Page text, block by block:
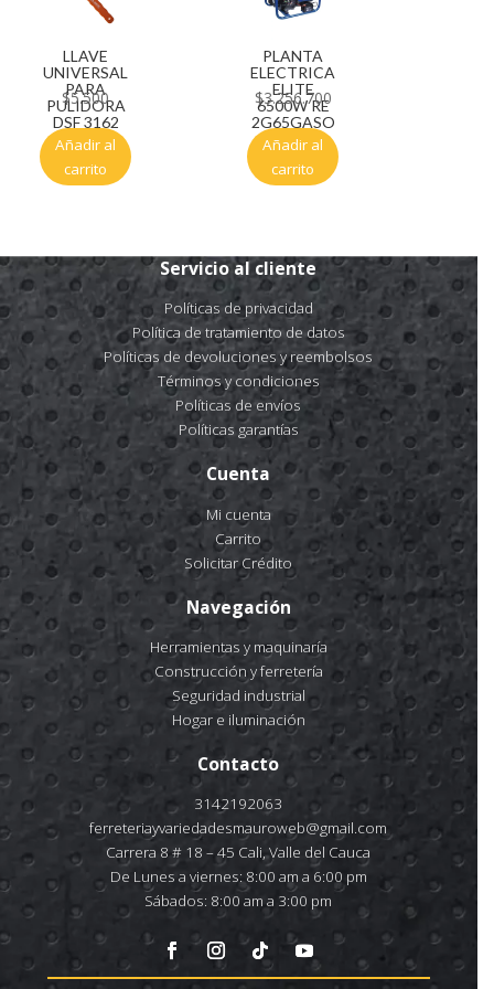
LLAVE
UNIVERSAL
PARA
PULIDORA
DSF 3162
$5.500
Añadir al
carrito
PLANTA
ELECTRICA
ELITE
6500W RE
2G65GASO
$3.256.700
Añadir al
carrito
Servicio al cliente
Políticas de privacidad
Política de tratamiento de datos
Políticas de devoluciones y reembolsos
Términos y condiciones
Políticas de envíos
Políticas garantías
Cuenta
Mi cuenta
Carrito
Solicitar Crédito
Navegación
Herramientas y maquinaría
Construcción y ferretería
Seguridad industrial
Hogar e iluminación
Contacto
3142192063
ferreteriayvariedadesmauroweb@gmail.com
Carrera 8 # 18 – 45 Cali, Valle del Cauca
De Lunes a viernes: 8:00 am a 6:00 pm
Sábados: 8:00 am a 3:00 pm